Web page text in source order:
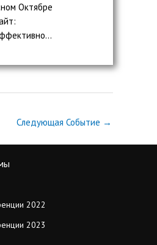
Октябре
Следующая Событие →
2022
2023